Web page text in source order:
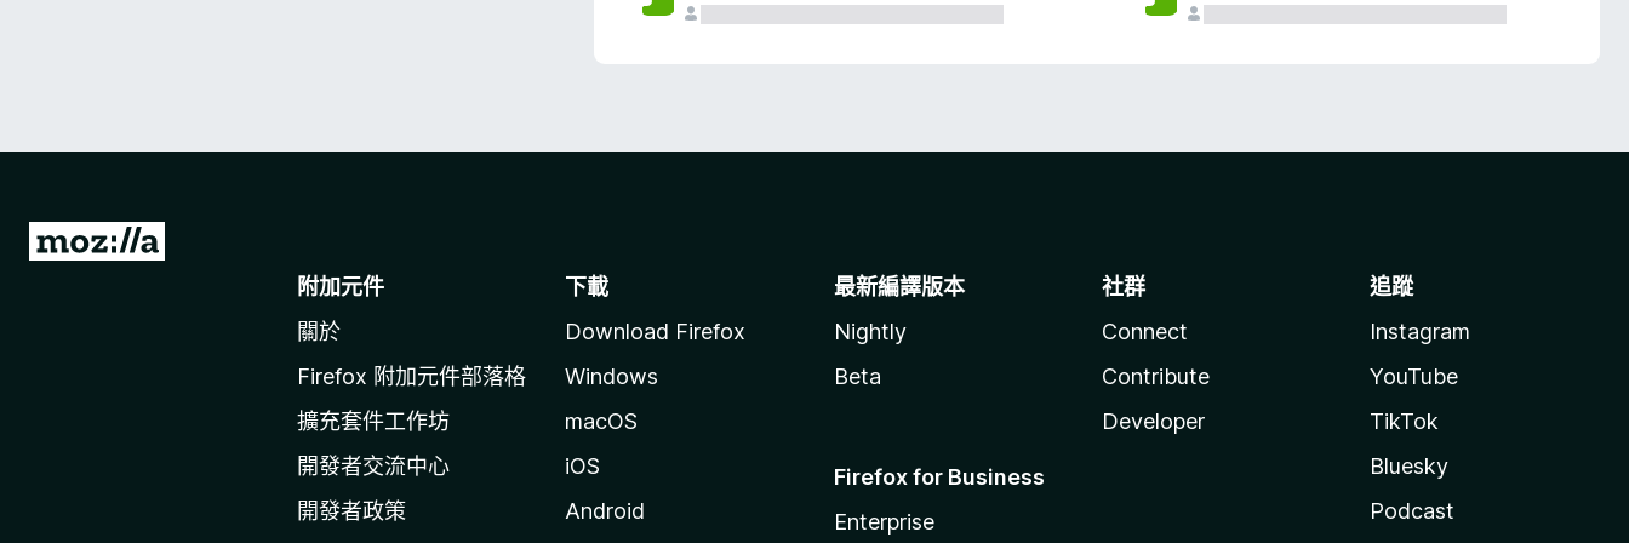
前
附加元件
關於
Firefox 附加元件部落格
擴充套件工作坊
開發者交流中心
開發者政策
下載
Download Firefox
Windows
macOS
iOS
Android
最新編譯版本
Nightly
Beta
Firefox for Business
Enterprise
社群
Connect
Contribute
Developer
追蹤
Instagram
YouTube
TikTok
Bluesky
Podcast